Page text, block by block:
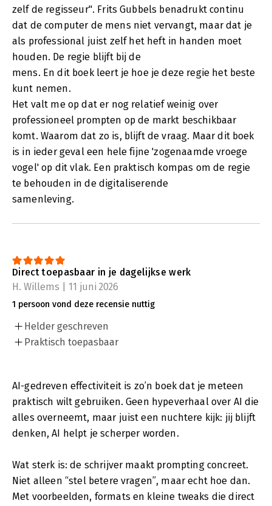
zelf de regisseur". Frits Gubbels benadrukt continu
dat de computer de mens niet vervangt, maar dat je
als professional juist zelf het heft in handen moet
houden. De regie blijft bij de
mens. En dit boek leert je hoe je deze regie het beste
kunt nemen.
Het valt me op dat er nog relatief weinig over
professioneel prompten op de markt beschikbaar
komt. Waarom dat zo is, blijft de vraag. Maar dit boek
is in ieder geval een hele fijne 'zogenaamde vroege
vogel' op dit vlak. Een praktisch kompas om de regie
te behouden in de digitaliserende
samenleving.
Direct toepasbaar in je dagelijkse werk
H. Willems | 11 juni 2026
1 persoon vond deze recensie nuttig
Helder geschreven
Praktisch toepasbaar
AI-gedreven effectiviteit is zo’n boek dat je meteen
praktisch wilt gebruiken. Geen hypeverhaal over AI die
alles overneemt, maar juist een nuchtere kijk: jij blijft
denken, AI helpt je scherper worden.
Wat sterk is: de schrijver maakt prompting concreet.
Niet alleen “stel betere vragen”, maar echt hoe dan.
Met voorbeelden, formats en kleine tweaks die direct